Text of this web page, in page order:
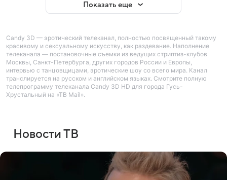
Показать еще
Candy 3D — эротический телеканал, полностью посвященный такому
красивому и сексуальному искусству, как раздевание. Наполнение
телеканала — постановочные съемки из ведущих стриптиз-клубов
Москвы, Санкт-Петербурга, других городов России и Европы,
интервью с танцовщицами, эротические шоу со всего мира. Канал
транслируется на русском и английском языках. Смотрите полную
телепрограмму телеканала Candy 3D HD для города Гусь-
Хрустальный на «ТВ Mail».
Новости ТВ